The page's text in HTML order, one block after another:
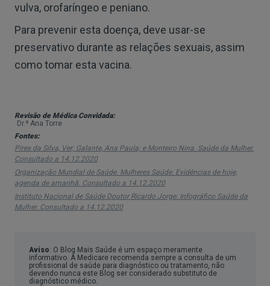
vulva, orofaríngeo e peniano.
Para prevenir esta doença, deve usar-se
preservativo durante as relações sexuais, assim
como tomar esta vacina.
Revisão de Médica Convidada:
Dr.ª Ana Torre
Fontes:
Pires da Silva, Ver; Galante, Ana Paula; e Monteiro Nina. Saúde da Mulher.
Consultado a 14.12.2020
Organização Mundial de Saúde. Mulheres Saúde. Evidências de hoje,
agenda de amanhã. Consultado a 14.12.2020
Instituto Nacional de Saúde Doutor Ricardo Jorge. Infográfico Saúde da
Mulher. Consultado a 14.12.2020
Aviso: O Blog Mais Saúde é um espaço meramente
informativo. A Medicare recomenda sempre a consulta de um
profissional de saúde para diagnóstico ou tratamento, não
devendo nunca este Blog ser considerado substituto de
diagnóstico médico.